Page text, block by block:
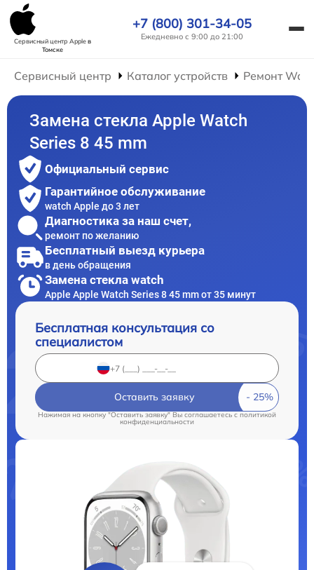
Сервисный центр Appleв
Томске
+7 (800) 301-34-05
Ежедневно с 9:00 до 21:00
Сервисный центр Каталог устройств Ремонт
Замена стекла Apple Watch
Series 8 45 mm
Официальный сервис
Гарантийное обслуживание
watch Apple до 3 лет
Диагностика за наш счет,
ремонт по желанию
Бесплатный выезд курьера
в день обращения
Замена стекла watch
Apple Apple Watch Series 8 45 mm от 35 минут
Бесплатная консультация со
специалистом
Оставить заявку
Нажимая на кнопку "Оставить заявку" Вы соглашаетесь cполитикой
конфиденциальности